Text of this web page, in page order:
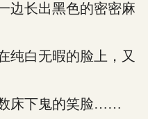
边长出黑色的密密麻
纯白无暇的脸上，又
床下鬼的笑脸……